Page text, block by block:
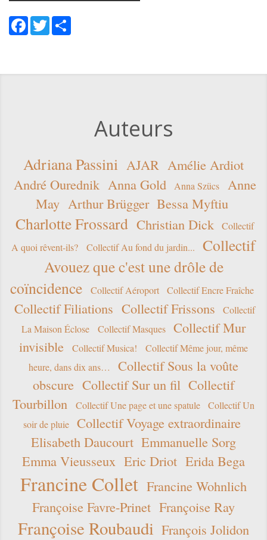
Facebook
Twitter
Auteurs
Adriana Passini AJAR Amélie Ardiot
André Ourednik Anna Gold Anna Szücs
Anne
May Arthur Brügger Bessa Myftiu
Charlotte Frossard Christian Dick
Collectif
A quoi rêvent-ils?
Collectif Au fond du jardin...
Collectif
Avouez que c'est une drôle de
coïncidence
Collectif Aéroport Collectif Encre Fraîche
Collectif Filiations Collectif Frissons
Collectif
La Maison Éclose
Collectif Masques
Collectif Mur
invisible
Collectif Musica!
Collectif Même jour, même
heure, dans dix ans…
Collectif Sous la voûte
obscure Collectif Sur un fil Collectif
Tourbillon
Collectif Une page et une spatule
Collectif Un
soir de pluie
Collectif Voyage extraordinaire
Elisabeth Daucourt Emmanuelle Sorg
Emma Vieusseux Eric Driot Erida Bega
Francine Collet Francine Wohnlich
Françoise Favre-Prinet Françoise Ray
Françoise Roubaudi François Jolidon